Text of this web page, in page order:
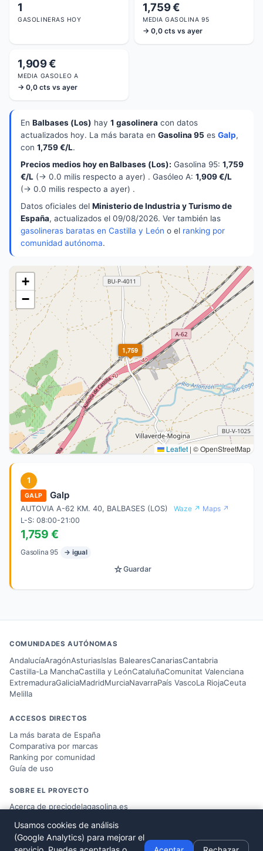
1
GASOLINERAS HOY
1,759 €
MEDIA GASOLINA 95
→ 0,0 cts vs ayer
1,909 €
MEDIA GASOLEO A
→ 0,0 cts vs ayer
En Balbases (Los) hay 1 gasolinera con datos
actualizados hoy. La más barata en Gasolina 95 es Galp,
con 1,759 €/L.
Precios medios hoy en Balbases (Los): Gasolina 95: 1,759
€/L (→ 0.0 milis respecto a ayer) . Gasóleo A: 1,909 €/L
(→ 0.0 milis respecto a ayer) .
Datos oficiales del Ministerio de Industria y Turismo de
España, actualizados el 09/08/2026. Ver también las
gasolineras baratas en Castilla y León o el ranking por
comunidad autónoma.
1,759
+
−
Leaflet | © OpenStreetMap
1
GALP Galp
AUTOVIA A-62 KM. 40, BALBASES (LOS) Waze ↗ Maps ↗
L-S: 08:00-21:00
1,759 €
Gasolina 95 → igual
☆Guardar
COMUNIDADES AUTÓNOMAS
AndalucíaAragónAsturiasIslas BalearesCanariasCantabria
Castilla-La ManchaCastilla y LeónCataluñaComunitat Valenciana
ExtremaduraGaliciaMadridMurciaNavarraPaís VascoLa RiojaCeuta
Melilla
ACCESOS DIRECTOS
La más barata de España
Comparativa por marcas
Ranking por comunidad
Guía de uso
SOBRE EL PROYECTO
Acerca de preciodelagasolina.es
Datos del Ministerio MITERD
Desarrollado porVíctor Corbacho
Usamos cookies de análisis
(Google Analytics) para mejorar el